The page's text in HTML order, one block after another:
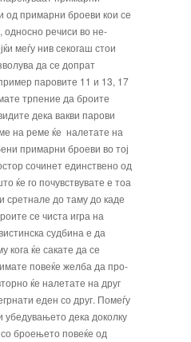
од примарни броеви кои се
односно речиси во не­
меѓу нив секо­гаш стои
да се допрат
паровите 11 и 13, 17
трпение да броите
дека вакви паро­ви
на реме ќе налетате на
примарни броеви во тој
сочинет единствено од
ќе го почувствува­те е тоа
сретнале до таму до каде
се чиста игра на
судбина е да
кога ќе сакате да се
повеќе желба да про­
ќе налета­те на друг
еден со друг. Помеѓу
дека доколку
броењето повеќе од